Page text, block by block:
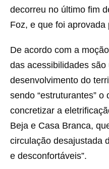
decorreu no último fim
Foz, e que foi aprovada
De acordo com a
das acessibilidades
desenvolvimento do
sendo “estruturantes”
concretizar a
Beja e Casa Branca,
circulação desajustada
e desconfortáveis”.